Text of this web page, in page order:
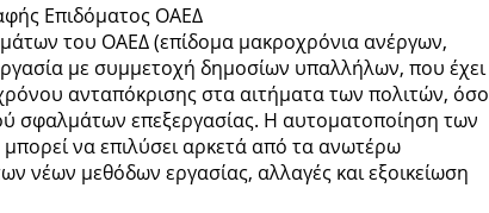
Επιδόματος ΟΑΕΔ
του ΟΑΕΔ (επίδομα μακροχρόνια ανέργων,
με συμμετοχή δημοσίων υπαλλήλων, που έχει
ανταπόκρισης στα αιτήματα των πολιτών, όσο
σφαλμάτων επεξεργασίας. Η αυτοματοποίηση των
να επιλύσει αρκετά από τα ανωτέρω
νέων μεθόδων εργασίας, αλλαγές και εξοικείωση